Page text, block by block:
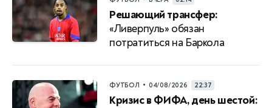
Решающий трансфер:
«Ливерпуль» обязан
потратиться на Баркола
ФУТБОЛ • 04/08/2026 22:37
Кризис в ФИФА, день шестой: